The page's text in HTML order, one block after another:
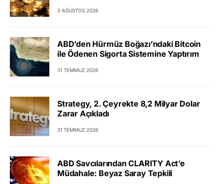
3 AĞUSTOS 2026
ABD’den Hürmüz Boğazı’ndaki Bitcoin
ile Ödenen Sigorta Sistemine Yaptırım
31 TEMMUZ 2026
Strategy, 2. Çeyrekte 8,2 Milyar Dolar
Zarar Açıkladı
31 TEMMUZ 2026
ABD Savcılarından CLARITY Act’e
Müdahale: Beyaz Saray Tepkili